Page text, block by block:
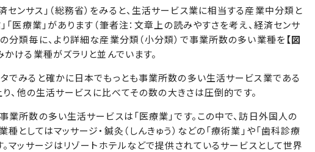
ンサス」（総務省）をみると、生活サービス業に相当する産業中分類と
「医療業」があります（筆者注：文章上の読みやすさを考え、経済センサ
分類毎に、より詳細な産業分類（小分類）で事業所数の多い業種を 【図
ける業種がズラリと並んでいます。
でみると確かに日本でもっとも事業所数の多い生活サービス業である
、他の生活サービスに比べてその数の大きさは圧倒的です。
所数の多い生活サービスは「医療業」です。この中で、訪日外国人の
としてはマッサージ・鍼灸（しんきゅう）などの「療術業」や「歯科診療
。マッサージはリゾートホテルなどで提供されているサービスとして世界